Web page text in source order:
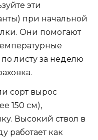
эти
при начальной
Они помогают
листу за неделю
сорт вырос
150 см),
Высокий ствол в
работает как